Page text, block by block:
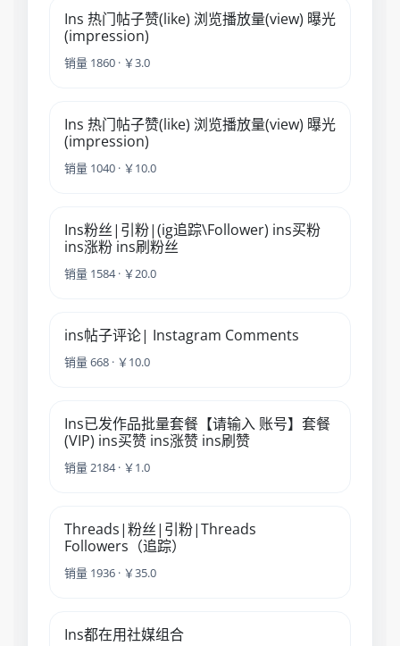
Ins 热门帖子赞(like) 浏览播放量(view) 曝光
(impression)
销量 1860 · ￥3.0
Ins 热门帖子赞(like) 浏览播放量(view) 曝光
(impression)
销量 1040 · ￥10.0
Ins粉丝|引粉|(ig追踪\Follower) ins买粉
ins涨粉 ins刷粉丝
销量 1584 · ￥20.0
ins帖子评论| Instagram Comments
销量 668 · ￥10.0
Ins已发作品批量套餐【请输入 账号】套餐
(VIP) ins买赞 ins涨赞 ins刷赞
销量 2184 · ￥1.0
Threads|粉丝|引粉|Threads
Followers（追踪）
销量 1936 · ￥35.0
Ins都在用社媒组合